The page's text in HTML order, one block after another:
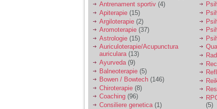
Antrenament sportiv (4)
Apiterapie (15)
Argiloterapie (2)
Aromoterapie (37)
Astrologie (15)
Auriculoterapie/Acupunctura
auriculara(13)
Ayurveda (9)
Balneoterapie (5)
Bowen / Bowtech (146)
Chiroterapie (8)
Coaching (96)
Consiliere genetica (1)
(5)